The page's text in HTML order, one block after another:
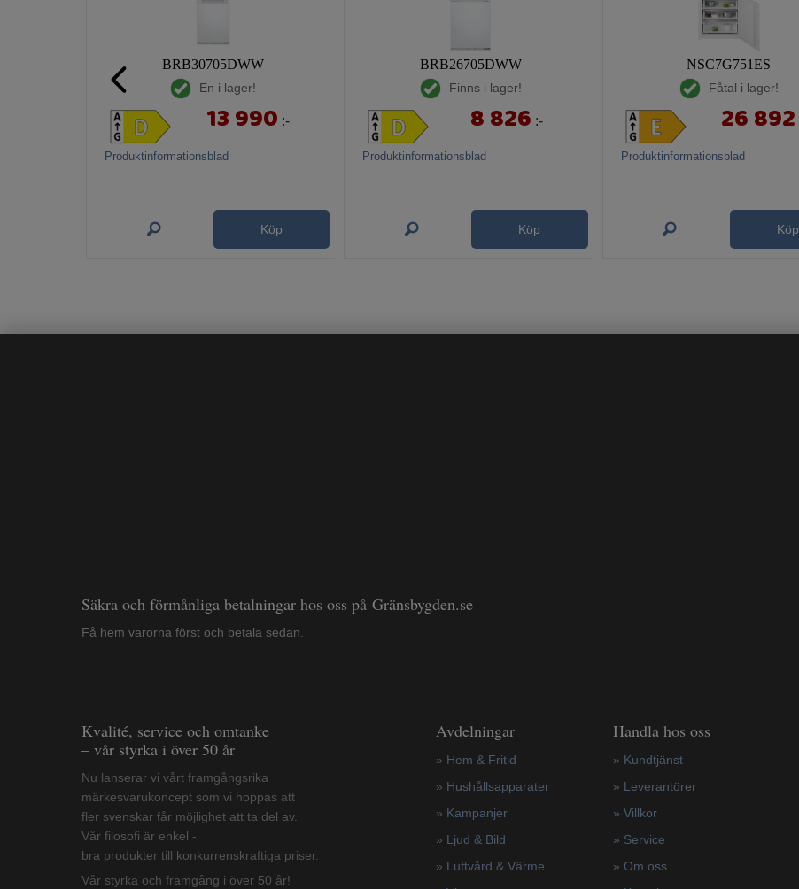
BRB30705DWW
En i lager!
Produktinformationsblad
13 990 :-
Köp
BRB26705DWW
Finns i lager!
Produktinformationsblad
8 826 :-
Köp
NSC7G751ES
Fåtal i lager!
Produktinformationsblad
26 892
Köp
Säkra och förmånliga betalningar hos oss på Gränsbygden.se
Få hem varorna först och betala sedan.
Kvalité, service och omtanke
– vår styrka i över 50 år
Nu lanserar vi vårt framgångsrika
märkesvarukoncept som vi hoppas att
fler svenskar får möjlighet att ta del av.
Vår filosofi är enkel -
bra produkter till konkurrenskraftiga priser.
Vår styrka och framgång i över 50 år!
Avdelningar
» Hem & Fritid
» Hushållsapparater
» Kampanjer
» Ljud & Bild
» Luftvård & Värme
Handla hos oss
» Kundtjänst
» Leverantörer
» Villkor
» Service
» Om oss